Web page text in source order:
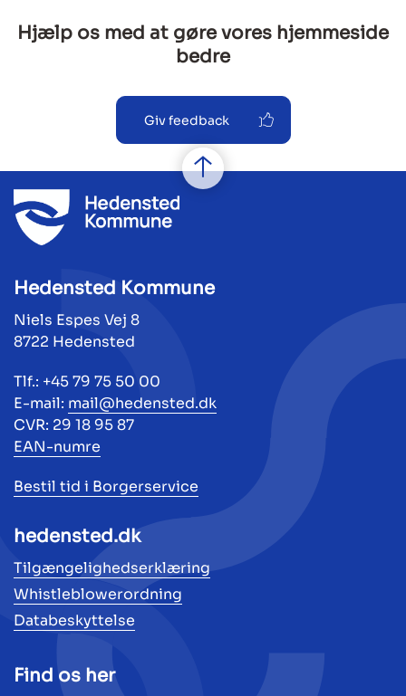
Hjælp os med at gøre vores hjemmeside
bedre
Giv feedback
Hedensted Kommune
Niels Espes Vej 8
8722 Hedensted
Tlf.: +45 79 75 50 00
E-mail: mail@hedensted.dk
CVR: 29 18 95 87
EAN-numre
Bestil tid i Borgerservice
hedensted.dk
Tilgængelighedserklæring
Whistleblowerordning
Databeskyttelse
Find os her